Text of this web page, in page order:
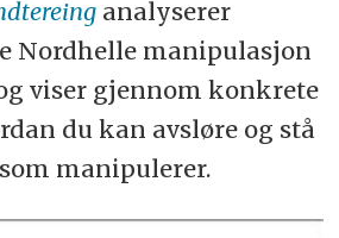
analyserer
Nordhelle manipulasjon
viser gjennom konkrete
du kan avsløre og stå
manipulerer.